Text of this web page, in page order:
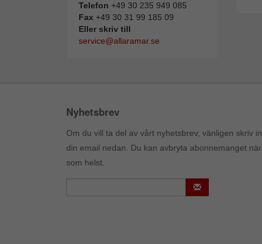
Telefon +49 30 235 949 085
Fax +49 30 31 99 185 09
Eller skriv till
service@allaramar.se
Nyhetsbrev
Om du vill ta del av vårt nyhetsbrev, vänligen skriv in
din email nedan. Du kan avbryta abonnemanget när
som helst.